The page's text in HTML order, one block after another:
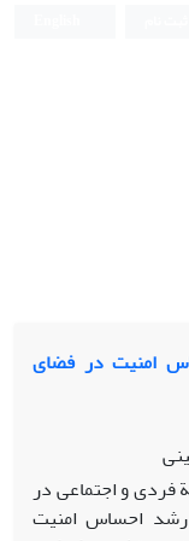
امنیت در فضای
فردی و اجتماعی در
احساس امنیت